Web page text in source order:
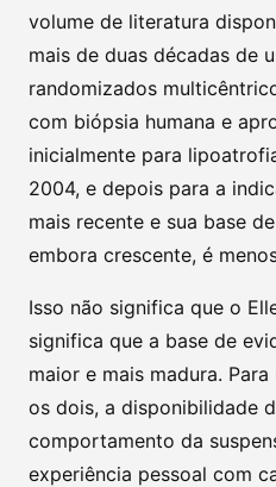
volume de literatura
mais de duas décadas de
randomizados
com biópsia humana e
inicialmente para
2004, e depois para a
mais recente e sua base
embora crescente, é
Isso não significa que o
significa que a base de
maior e mais madura.
os dois, a disponibilidade
comportamento da
experiência pessoal com